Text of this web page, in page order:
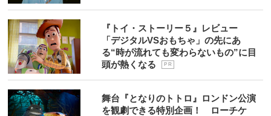
『トイ・ストーリー５』レビュー
「デジタルVSおもちゃ」の先にあ
る“時が流れても変わらないもの”に目
頭が熱くなる
P R
舞台『となりのトトロ』ロンドン公演
を観劇できる特別企画！ ローチケ